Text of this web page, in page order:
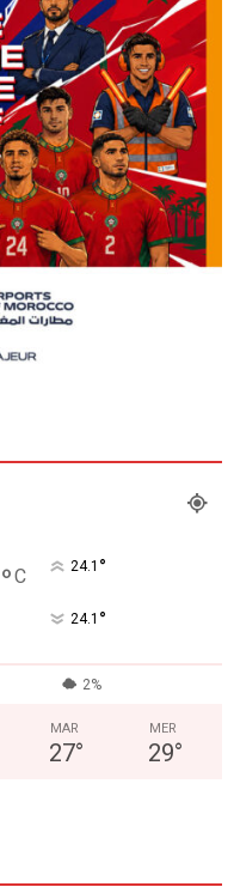
°C 24.1 °
24.1 °
2%
MAR
27°
MER
29°